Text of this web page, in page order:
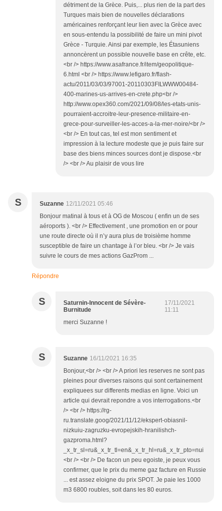
détriment de la Grèce. Puis,... plus rien de la part des
Turques mais bien de nouvelles déclarations
américaines renforçant leur lien avec la Grèce avec
en sous-entendu la possibilité de faire un mini pivot
Grèce - Turquie. Ainsi par exemple, les Étasuniens
annoncèrent un possible nouvelle base en crête, etc.
<br /> https://www.asafrance.fr/item/geopolitique-
6.html <br /> https://www.lefigaro.fr/flash-
actu/2011/03/03/97001-20110303FILWWW00484-
400-marines-us-arrives-en-crete.php<br />
http://www.opex360.com/2021/09/08/les-etats-unis-
pourraient-accroitre-leur-presence-militaire-en-
grece-pour-surveiller-les-acces-a-la-mer-noire/<br />
<br /> En tout cas, tel est mon sentiment et
impression à la lecture modeste que je puis faire sur
base des biens minces sources dont je dispose.<br
/> <br /> Au plaisir de vous lire
S Suzanne 12/11/2021 05:46
Bonjour matinal à tous et à OG de Moscou ( enfin un de ses
aéroports ). <br /> Effectivement , une promotion en or pour
une route directe où il n’y aura plus de troisième homme
susceptible de faire un chantage à l’or bleu. <br /> Je vais
suivre le cours de mes actions GazProm ...
Répondre
S
Saturnin-Innocent de Sévère-
Burnitude
17/11/2021
11:11
merci Suzanne !
S Suzanne 16/11/2021 16:35
Bonjour,<br /> <br /> A priori les reserves ne sont pas
pleines pour diverses raisons qui sont certainement
expliquees sur differents medias en ligne. Voici un
article qui devrait repondre a vos interrogations.<br
/> <br /> https://rg-
ru.translate.goog/2021/11/12/ekspert-obiasnil-
nizkuiu-zagruzku-evropejskih-hranilishch-
gazproma.html?
_x_tr_sl=ru&_x_tr_tl=en&_x_tr_hl=ru&_x_tr_pto=nui
<br /> <br /> De facon un peu egoiste, je peux vous
confirmer, que le prix du meme gaz facture en Russie
... est assez eloigne du prix SPOT. Je paie les 1000
m3 6800 roubles, soit dans les 80 euros.